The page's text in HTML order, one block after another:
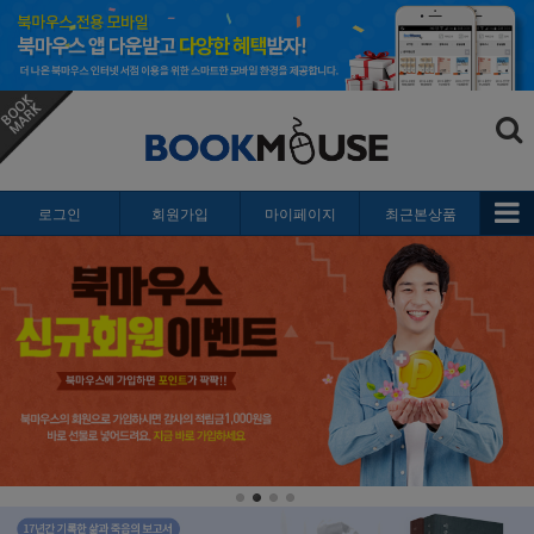
로그인 회원가입 마이페이지 최근본상품